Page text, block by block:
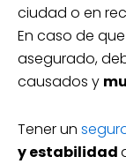
ciudad o en
En caso de
asegurado,
causados y
Tener un
y estabilidad